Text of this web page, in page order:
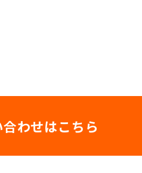
わせはこちら